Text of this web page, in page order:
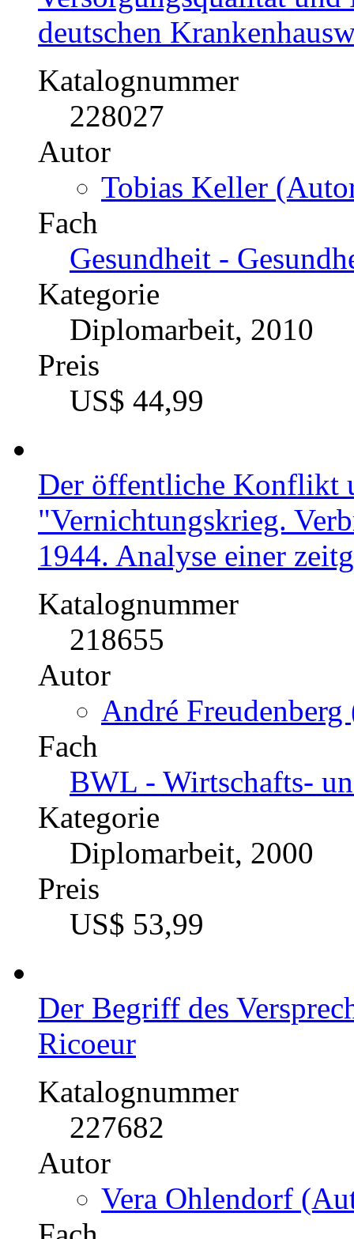
deutschen
Katalognummer
228027
Autor
Tobias Keller
Fach
Gesundheit -
Kategorie
Diplomarbeit, 2010
Preis
US$ 44,99
Der öffentliche Konflikt
"Vernichtungskrieg.
1944. Analyse einer
Katalognummer
218655
Autor
André
Fach
BWL - Wirtschafts-
Kategorie
Diplomarbeit, 2000
Preis
US$ 53,99
Der Begriff des
Ricoeur
Katalognummer
227682
Autor
Vera Ohlendorf